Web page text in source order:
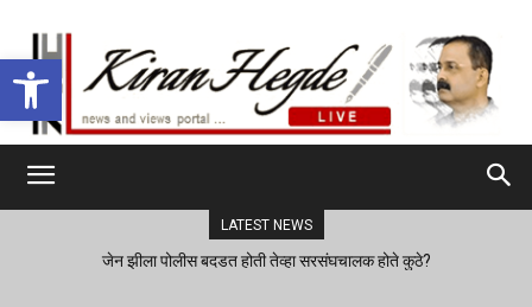
Open toolbar
LATEST NEWS
जेन झीला पोलीस बदडत होती तेव्हा सरसंघचालक होते कुठे?